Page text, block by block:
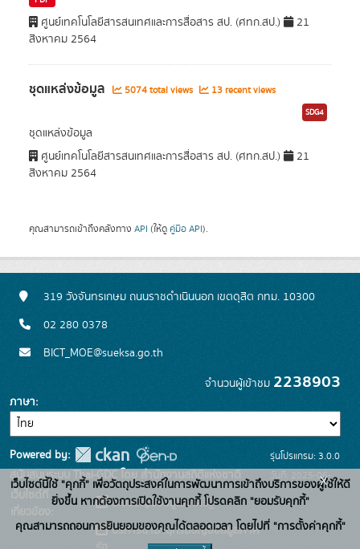
ศูนย์เทคโนโลยีสารสนเทศและการสื่อสาร สป. (ศทก.สป.)
21
สิงหาคม 2564
ชุดแหล่งข้อมูล 5074 total views 13 recent views
SDG4
ชุดแหล่งข้อมูล
ศูนย์เทคโนโลยีสารสนเทศและการสื่อสาร สป. (ศทก.สป.)
21
สิงหาคม 2564
คุณสามารถเข้าถึงคลังทาง API (ให้ดู คู่มือ API).
319 วังจันทรเกษม ถนนราชดำเนินนอก เขตดุสิต กทม. 10300
02 280 0378
BICT_MOE@sueksa.go.th
จำนวนผู้เข้าชม 2238903
ภาษา
Powered by:
สนับสนุนระบบ Thai-GDC โดย สำนักงานสถิติแห่งชาติ
เว็บไซต์ที่
เกี่ยวข้อง:
ระบบบัญชีข้อมูลภาครัฐ
บริการนามานุกรมบัญชีข้อมูลภาค
รุ่นโปรแกรม: 3.0.0
วันที่: 2025-06-
26
เว็บไซต์นี้ใช้ "คุกกี้" เพื่อวัตถุประสงค์ในการพัฒนาการเข้าถึงบริการของผู้ใช้ให้ดี
ยิ่งขึ้น หากต้องการเปิดใช้งานคุกกี้ โปรดคลิก "ยอมรับคุกกี้"
คุณสามารถถอนการยินยอมของคุณได้ตลอดเวลา โดยไปที่ "การตั้งค่าคุกกี้"
x